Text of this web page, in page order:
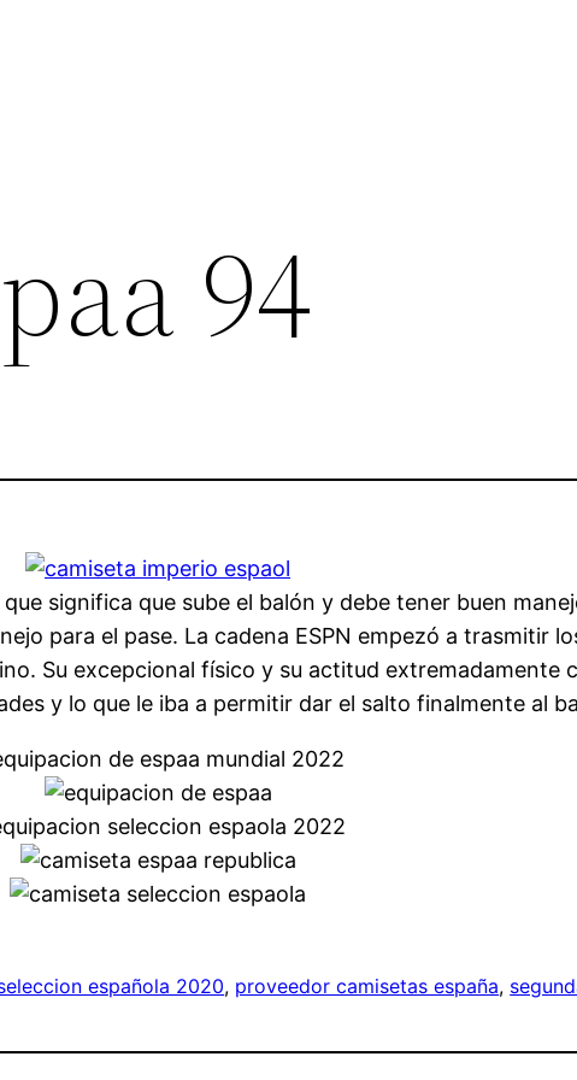
94
significa que sube el balón y debe tener buen
para el pase. La cadena ESPN empezó a trasmitir
Su excepcional físico y su actitud extremadamente
y lo que le iba a permitir dar el salto finalmente al
española 2020, proveedor camisetas españa,